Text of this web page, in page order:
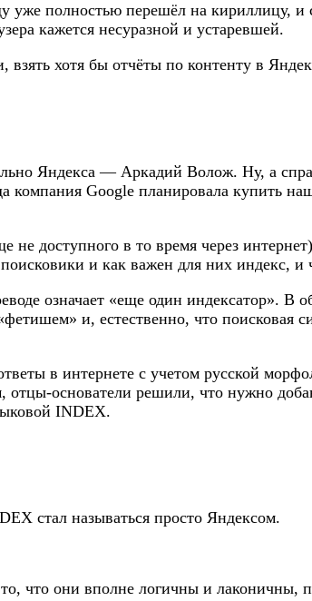
полностью перешёл на кириллицу, и
кажется несуразной и устаревшей.
хотя бы отчёты по контенту в
Яндекса — Аркадий Волож. Ну, а
Google планировала купить
не доступного в то время через
и как важен для них индекс, и
означает «еще один индексатор». В
и, естественно, что поисковая
в интернете с учетом русской
основатели решили, что нужно
INDEX.
стал называться просто Яндексом.
что они вполне логичны и лаконичны,